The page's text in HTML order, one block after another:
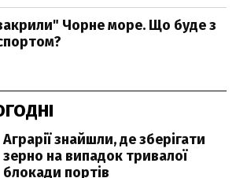
Чорне море. Що буде з
Аграрії знайшли, де зберігати
зерно на випадок тривалої
блокади портів